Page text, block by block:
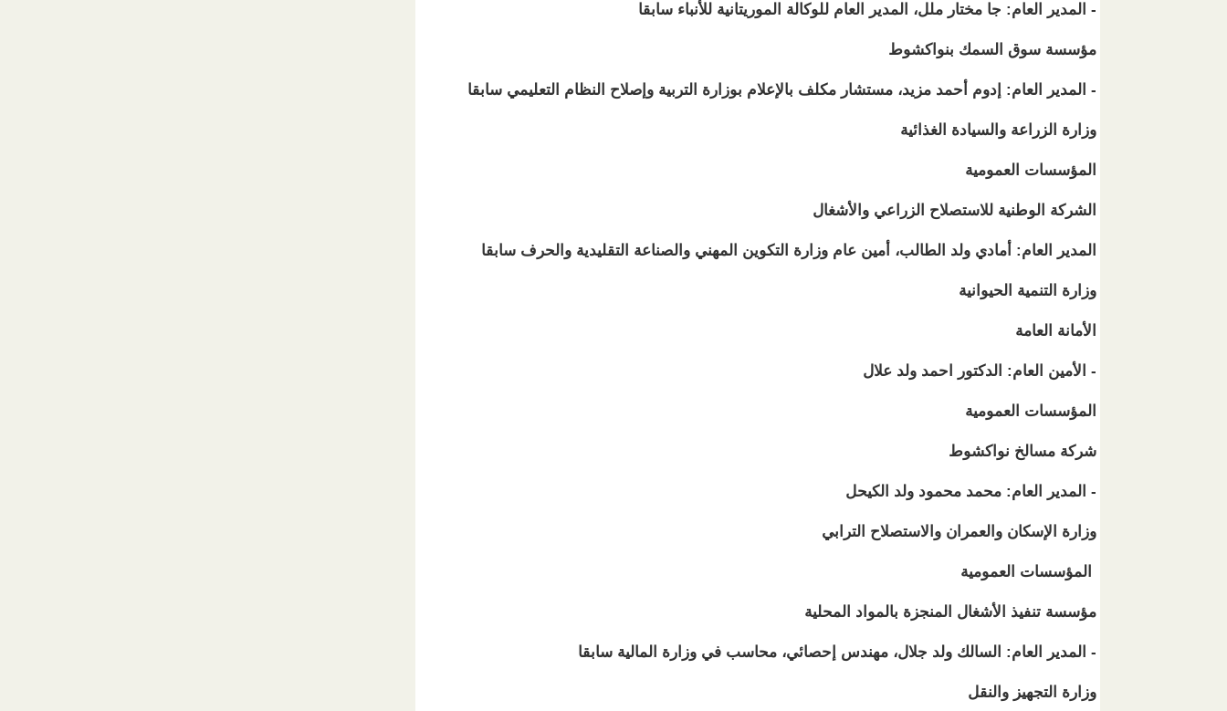
- المدير العام: جا مختار ملل، المدير العام للوكالة الموريتانية للأنباء سابقا
مؤسسة سوق السمك بنواكشوط
- المدير العام: إدوم أحمد مزيد، مستشار مكلف بالإعلام بوزارة التربية وإصلاح النظام التعليمي سابقا
وزارة الزراعة والسيادة الغذائية
المؤسسات العمومية
الشركة الوطنية للاستصلاح الزراعي والأشغال
المدير العام: أمادي ولد الطالب، أمين عام وزارة التكوين المهني والصناعة التقليدية والحرف سابقا
وزارة التنمية الحيوانية
الأمانة العامة
- الأمين العام: الدكتور احمد ولد علال
المؤسسات العمومية
شركة مسالخ نواكشوط
- المدير العام: محمد محمود ولد الكيحل
وزارة الإسكان والعمران والاستصلاح الترابي
المؤسسات العمومية
مؤسسة تنفيذ الأشغال المنجزة بالمواد المحلية
- المدير العام: السالك ولد جلال، مهندس إحصائي، محاسب في وزارة المالية سابقا
وزارة التجهيز والنقل